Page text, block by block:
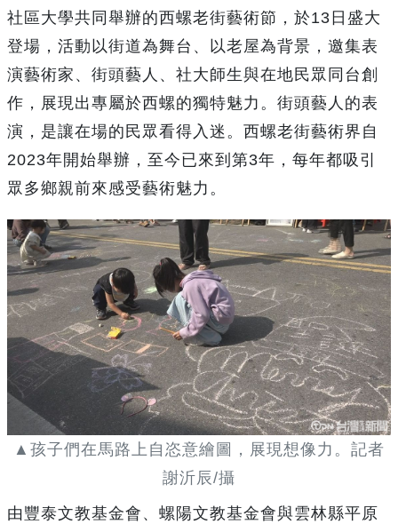
社區大學共同舉辦的西螺老街藝術節，於13日盛大
登場，活動以街道為舞台、以老屋為背景，邀集表
演藝術家、街頭藝人、社大師生與在地民眾同台創
作，展現出專屬於西螺的獨特魅力。街頭藝人的表
演，是讓在場的民眾看得入迷。西螺老街藝術界自
2023年開始舉辦，至今已來到第3年，每年都吸引
眾多鄉親前來感受藝術魅力。
▲孩子們在馬路上自恣意繪圖，展現想像力。記者
謝沂辰/攝
由豐泰文教基金會、螺陽文教基金會與雲林縣平原